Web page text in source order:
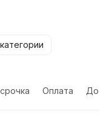
Оплата